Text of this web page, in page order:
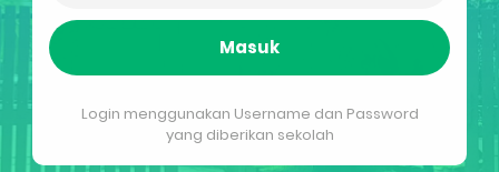
Masuk
Login menggunakan Username dan Password
yang diberikan sekolah